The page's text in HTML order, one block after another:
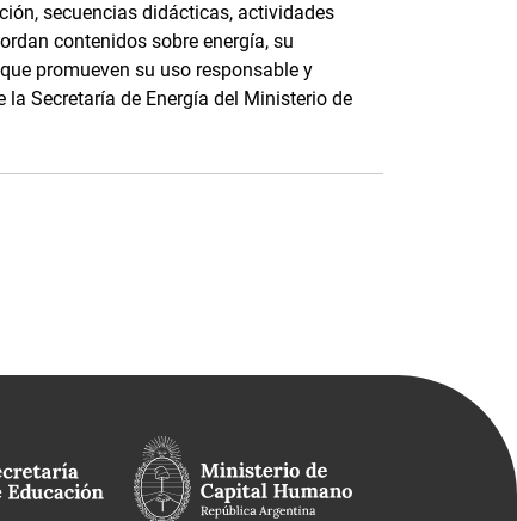
secuencias didácticas, actividades
contenidos sobre energía, su
promueven su uso responsable y
Secretaría de Energía del Ministerio de